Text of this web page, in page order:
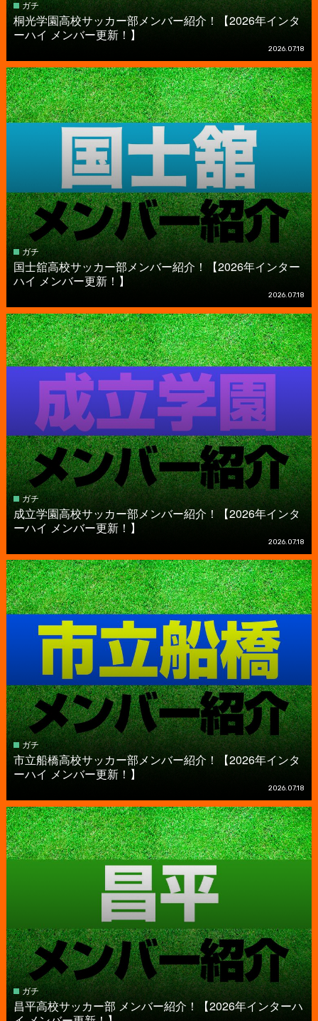
ガチ
桐光学園高校サッカー部メンバー紹介！【2026年インタ
ーハイ メンバー更新！】
2026.07.18
ガチ
国⼠舘高校サッカー部メンバー紹介！【2026年インター
ハイ メンバー更新！】
2026.07.18
ガチ
成立学園高校サッカー部メンバー紹介！【2026年インタ
ーハイ メンバー更新！】
2026.07.18
ガチ
市立船橋高校サッカー部メンバー紹介！【2026年インタ
ーハイ メンバー更新！】
2026.07.18
ガチ
昌平高校サッカー部 メンバー紹介！【2026年インターハ